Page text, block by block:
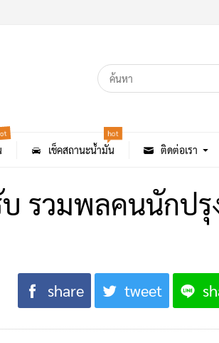
เช็คสถานะน้ำมัน
hot
ติดต่อเรา
รวมพลคนนักปรุ
share tweet